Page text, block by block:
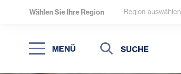
Wählen Sie Ihre Region Region auswählen
MENÜ
Suche
Suche